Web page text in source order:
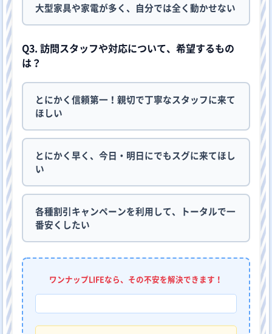
大型家具や家電が多く、自分では全く動かせない
Q3. 訪問スタッフや対応について、希望するもの
は？
とにかく信頼第一！親切で丁寧なスタッフに来て
ほしい
とにかく早く、今日・明日にでもスグに来てほし
い
各種割引キャンペーンを利用して、トータルで一
番安くしたい
ワンナップLIFEなら、その不安を解決できます！